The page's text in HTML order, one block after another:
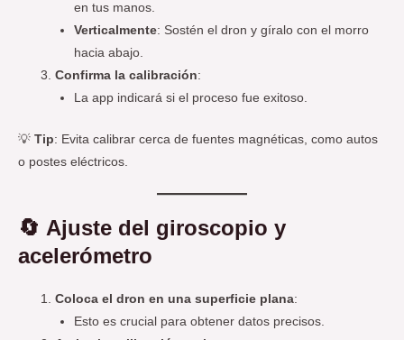
en tus manos.
Verticalmente: Sostén el dron y gíralo con el morro
hacia abajo.
Confirma la calibración:
La app indicará si el proceso fue exitoso.
💡 Tip: Evita calibrar cerca de fuentes magnéticas, como autos
o postes eléctricos.
🔄 Ajuste del giroscopio y
acelerómetro
Coloca el dron en una superficie plana:
Esto es crucial para obtener datos precisos.